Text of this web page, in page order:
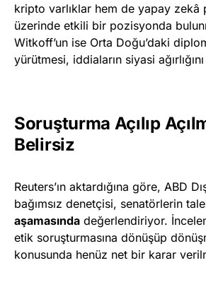
kripto varlıklar hem de yapay zekâ
üzerinde etkili bir pozisyonda
Witkoff’un ise Orta Doğu’daki
yürütmesi, iddiaların siyasi ağırlığını
Soruşturma Açılıp
Belirsiz
Reuters’ın aktardığına göre, ABD
bağımsız denetçisi, senatörlerin
aşamasında değerlendiriyor.
etik soruşturmasına dönüşüp
konusunda henüz net bir karar